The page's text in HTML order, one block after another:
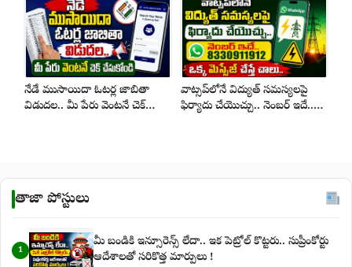
నేడే ముసాయిదా ఓటర్ల జాబితా
విడుదల.. మీ పేరు వెంటనే చెక్
వాట్సప్‌లోనే విద్యుత్ సమస్యలపై
ఫిర్యాదు చేయొచ్చు.. నెంబర్ ఇదే..
తాజా పోస్టులు
1
మీ బండికి ఇన్సూరెన్స్ లేదా.. ఇక పెట్రోల్ కొట్టరు.. సుప్రీంకోర్టు
ఆదేశాలతో సరికొత్త మార్పులు !